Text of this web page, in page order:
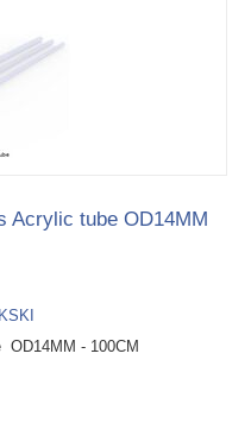
tube OD14MM
OD14MM - 100CM